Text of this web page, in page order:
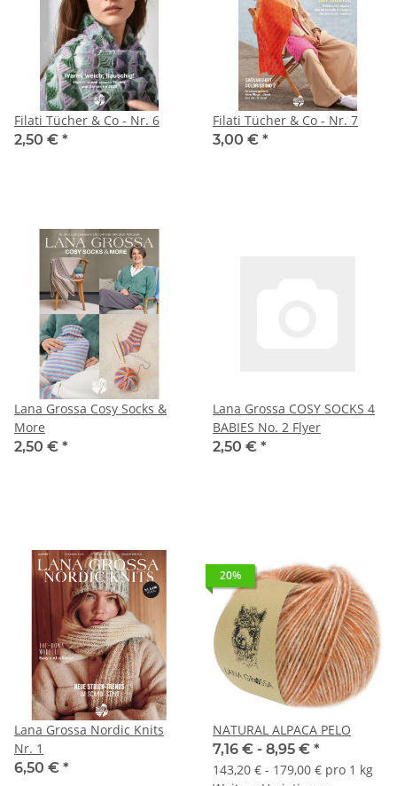
Filati Tücher & Co - Nr. 6
2,50 € *
Filati Tücher & Co - Nr. 7
3,00 € *
Lana Grossa Cosy Socks &
More
2,50 € *
Lana Grossa COSY SOCKS 4
BABIES No. 2 Flyer
2,50 € *
Lana Grossa Nordic Knits
Nr. 1
6,50 € *
20%
NATURAL ALPACA PELO
7,16 € - 8,95 € *
143,20 € - 179,00 € pro 1 kg